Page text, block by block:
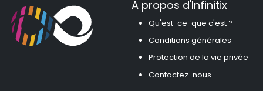
A propos d'Infinitix
Qu'est-ce-que c'est ?
Conditions générales
Protection de la vie privée
Contactez-nous